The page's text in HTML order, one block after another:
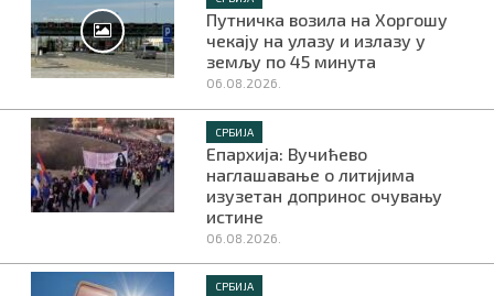
Путничка возила на Хоргошу
чекају на улазу и излазу у
земљу по 45 минута
06.08.2026.
СРБИЈА
Епархија: Вучићево
наглашавање о литијима
изузетан допринос очувању
истине
06.08.2026.
СРБИЈА